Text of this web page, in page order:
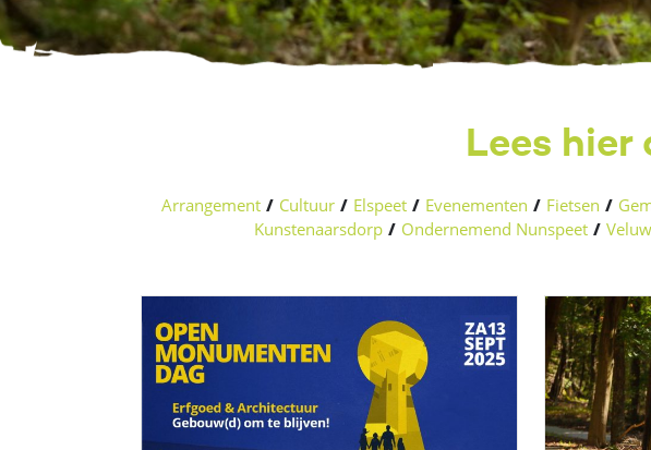
Lees hier
Arrangement / Cultuur / Elspeet / Evenementen / Fietsen /
Kunstenaarsdorp / Ondernemend Nunspeet /